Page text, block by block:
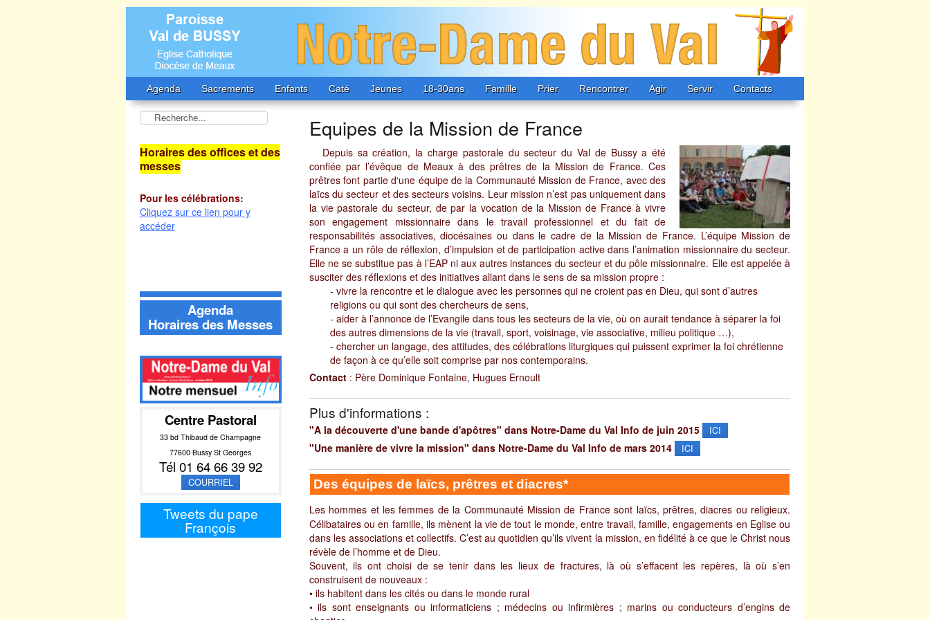
Agenda Sacrements Enfants Caté Jeunes 18-30ans Famille Prier Rencontrer Agir Servir Contacts
Horaires des offices et des
messes
Pour les célébrations:
Cliquez sur ce lien pour y
accéder
Agenda
Horaires des Messes
Centre Pastoral
33 bd Thibaud de Champagne
77600 Bussy St Georges
Tél 01 64 66 39 92
COURRIEL
Tweets du pape
François
Equipes de la Mission de France
Depuis sa création, la charge pastorale du secteur du Val de Bussy a été
confiée par l’évêque de Meaux à des prêtres de la Mission de France. Ces
prêtres font partie d‘une équipe de la Communauté Mission de France, avec des
laïcs du secteur et des secteurs voisins. Leur mission n’est pas uniquement dans
la vie pastorale du secteur, de par la vocation de la Mission de France à vivre
son engagement missionnaire dans le travail professionnel et du fait de
responsabilités associatives, diocésaines ou dans le cadre de la Mission de France. L’équipe Mission de
France a un rôle de réflexion, d’impulsion et de participation active dans l’animation missionnaire du secteur.
Elle ne se substitue pas à l’EAP ni aux autres instances du secteur et du pôle missionnaire. Elle est appelée à
susciter des réflexions et des initiatives allant dans le sens de sa mission propre :
- vivre la rencontre et le dialogue avec les personnes qui ne croient pas en Dieu, qui sont d’autres
religions ou qui sont des chercheurs de sens,
- aider à l’annonce de l’Evangile dans tous les secteurs de la vie, où on aurait tendance à séparer la foi
des autres dimensions de la vie (travail, sport, voisinage, vie associative, milieu politique …),
- chercher un langage, des attitudes, des célébrations liturgiques qui puissent exprimer la foi chrétienne
de façon à ce qu’elle soit comprise par nos contemporains.
Contact: Père Dominique Fontaine, Hugues Ernoult
Plus d'informations :
"A la découverte d'une bande d'apôtres" dans Notre-Dame du Val Info de juin 2015 ICI
"Une manière de vivre la mission" dans Notre-Dame du Val Info de mars 2014 ICI
Des équipes de laïcs, prêtres et diacres*
Les hommes et les femmes de la Communauté Mission de France sont laïcs, prêtres, diacres ou religieux.
Célibataires ou en famille, ils mènent la vie de tout le monde, entre travail, famille, engagements en Eglise ou
dans les associations et collectifs. C’est au quotidien qu’ils vivent la mission, en fidélité à ce que le Christ nous
révèle de l’homme et de Dieu.
Souvent, ils ont choisi de se tenir dans les lieux de fractures, là où s’effacent les repères, là où s’en
construisent de nouveaux :
• ils habitent dans les cités ou dans le monde rural
• ils sont enseignants ou informaticiens ; médecins ou infirmières ; marins ou conducteurs d’engins de